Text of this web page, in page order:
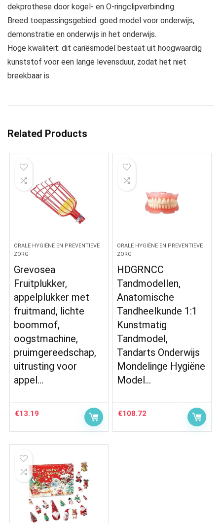
dekprothese door kogel- en O-ringclipverbinding.
Breed toepassingsgebied: goed model voor onderwijs,
demonstratie en onderwijs in het onderwijs.
Hoge kwaliteit: dit cariësmodel bestaat uit hoogwaardig
kunststof voor een lange levensduur, zodat het niet
breekbaar is.
Related Products
ORALE HYGIËNE EN PREVENTIEVE
ZORG
Grevosea
Fruitplukker,
appelplukker met
fruitmand, lichte
boommof,
oogstmachine,
pruimgereedschap,
uitrusting voor
appel…
€13.19
ORALE HYGIËNE EN PREVENTIEVE
ZORG
HDGRNCC
Tandmodellen,
Anatomische
Tandheelkunde 1:1
Kunstmatig
Tandmodel,
Tandarts Onderwijs
Mondelinge Hygiëne
Model…
€108.72